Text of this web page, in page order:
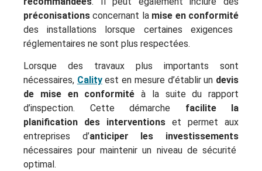
préconisations concernant la mise en conformité
des installations lorsque certaines exigences
réglementaires ne sont plus respectées.
Lorsque des travaux plus importants sont
nécessaires, Calityest en mesure d’établir un devis
de mise en conformité à la suite du rapport
d’inspection. Cette démarche facilite la
planification des interventions et permet aux
entreprises d’anticiper les investissements
nécessaires pour maintenir un niveau de sécurité
optimal.